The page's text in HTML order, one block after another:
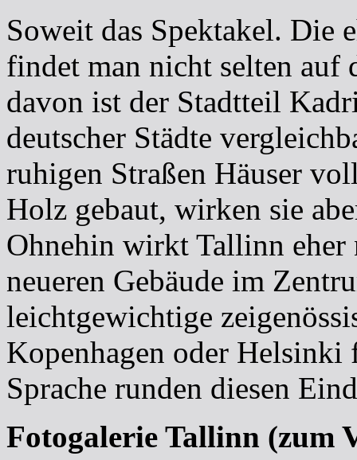
Soweit das Spektakel. Die
findet man nicht selten auf
davon ist der Stadtteil
deutscher Städte
ruhigen Straßen Häuser
Holz gebaut, wirken sie
Ohnehin wirkt Tallinn eher
neueren Gebäude im
leichtgewichtige
Kopenhagen oder
Sprache runden diesen
Fotogalerie Tallinn (zum